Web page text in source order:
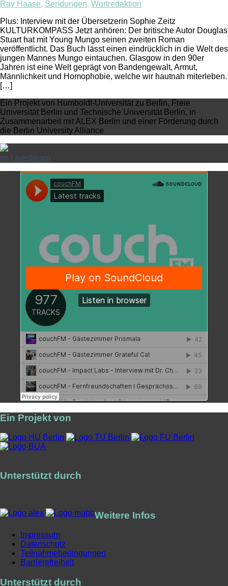
Ray Haase, Sendungen, Wortredaktion
Plus: Interview mit der Übersetzerin Sophie Zeitz
KULTURKOMPASS Jetzt anhören: Der britische Autor Douglas
Stuart hat mit Young Mungo seinen zweiten Roman
veröffentlicht. Das Buch lässt einen eindrücklich in die Welt des
jungen Mannes Mungo eintauchen. Glasgow in den 90er
Jahren ist eine Welt geprägt von Bandengewalt, Armut,
Männlichkeit und Homophobie, welche wir hautnah miterleben.
[…]
Ein Projekt von Humboldt-Universität zu Berlin, Freie
Universität Berlin und Technische Universität Berlin, in
Zusammenarbeit mit ALEX Berlin und einer Förderung durch
die Berlin University Alliance
im Livestream
Ein Projekt von
Unterstützt durch
Weitere Infos
Impressum
Datenschutz
Teilnahmebedingungen
Barrierefreiheit
Unterstützt durch